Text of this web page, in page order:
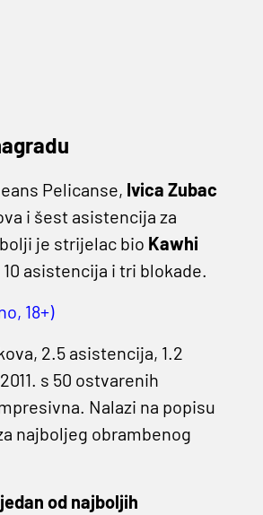
Pelicanse, Ivica Zubac
i šest asistencija za
je strijelac bio Kawhi
10 asistencija i tri blokade.
18+)
2.5 asistencija, 1.2
s 50 ostvarenih
Nalazi na popisu
najboljeg obrambenog
od najboljih